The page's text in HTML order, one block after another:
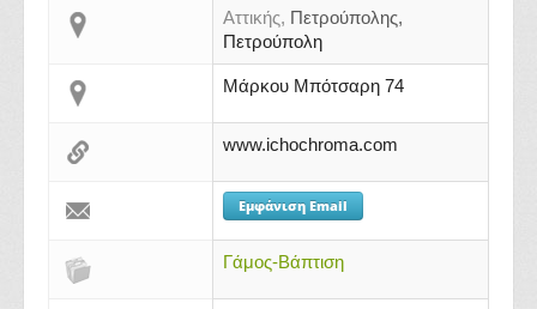
Αττικής, Πετρούπολης,
Πετρούπολη
Μάρκου Μπότσαρη 74
www.ichochroma.com
Εμφάνιση Email
Γάμος-Βάπτιση